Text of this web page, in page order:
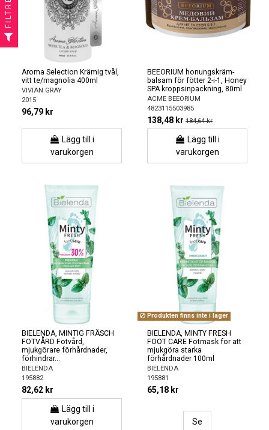
Aroma Selection Krämig tvål,
vitt te/magnolia 400ml
VIVIAN GRAY
2015
96,79 kr
Lägg till i
varukorgen
BEEORIUM honungskräm-
balsam för fötter 2-i-1, Honey
SPA kroppsinpackning, 80ml
ACME BEEORIUM
4823115503985
138,48 kr 184,64 kr
Lägg till i
varukorgen
BIELENDA, MINTIG FRÄSCH
FOTVÅRD Fotvård,
mjukgörare förhårdnader,
förhindrar...
BIELENDA
195882
82,62 kr
Lägg till i
varukorgen
Produkten finns inte i lager
BIELENDA, MINTY FRESH
FOOT CARE Fotmask för att
mjukgöra starka
förhårdnader 100ml
BIELENDA
195881
65,18 kr
Se